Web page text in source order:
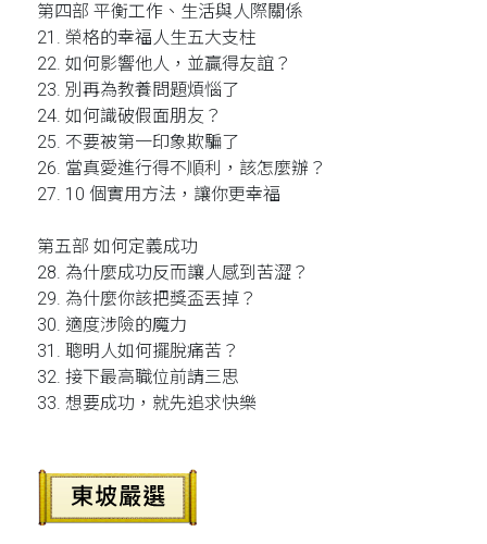
第四部 平衡工作、生活與人際關係
21. 榮格的幸福人生五大支柱
22. 如何影響他人，並贏得友誼？
23. 別再為教養問題煩惱了
24. 如何識破假面朋友？
25. 不要被第一印象欺騙了
26. 當真愛進行得不順利，該怎麼辦？
27. 10 個實用方法，讓你更幸福
第五部 如何定義成功
28. 為什麼成功反而讓人感到苦澀？
29. 為什麼你該把獎盃丟掉？
30. 適度涉險的魔力
31. 聰明人如何擺脫痛苦？
32. 接下最高職位前請三思
33. 想要成功，就先追求快樂